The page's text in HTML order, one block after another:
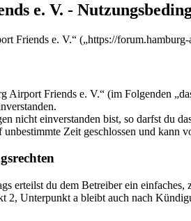
e. V. -
Friends e. V.“ („https://
Friends e. V.“ (im Folgenden
nicht einverstanden bist, so darfst du
Zeit geschlossen und kann
erteilst du dem Betreiber ein
2, Unterpunkt a bleibt auch nach